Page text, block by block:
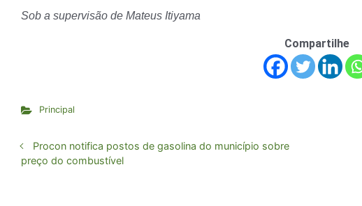
Sob a supervisão de Mateus Itiyama
Compartilhe
Principal
Procon notifica postos de gasolina do município sobre
preço do combustível